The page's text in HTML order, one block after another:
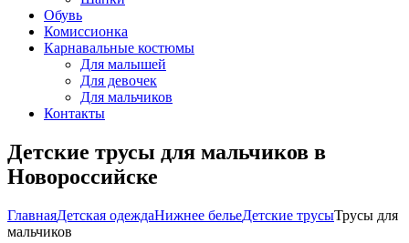
Обувь
Комиссионка
Карнавальные костюмы
Для малышей
Для девочек
Для мальчиков
Контакты
Детские трусы для мальчиков в
Новороссийске
ГлавнаяДетская одеждаНижнее бельеДетские трусыТрусы для
мальчиков